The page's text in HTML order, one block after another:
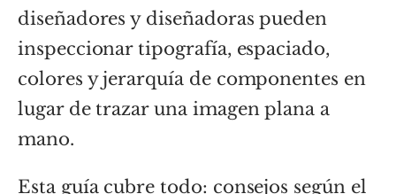
diseñadores y diseñadoras pueden
inspeccionar tipografía, espaciado,
colores y jerarquía de componentes en
lugar de trazar una imagen plana a
mano.
Esta guía cubre todo: consejos según el